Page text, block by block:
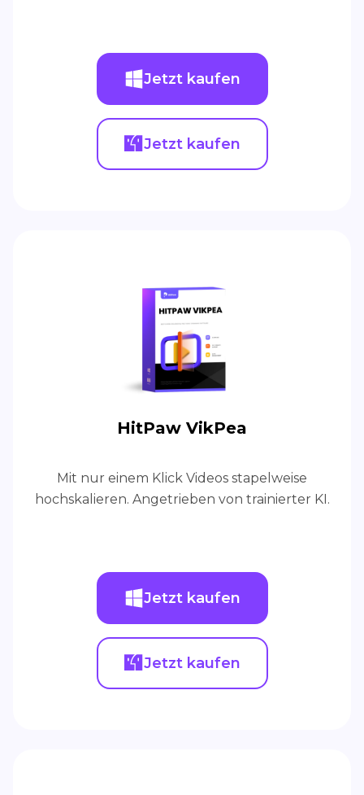
Jetzt kaufen
Jetzt kaufen
HitPaw VikPea
Mit nur einem Klick Videos stapelweise
hochskalieren. Angetrieben von trainierter KI.
Jetzt kaufen
Jetzt kaufen